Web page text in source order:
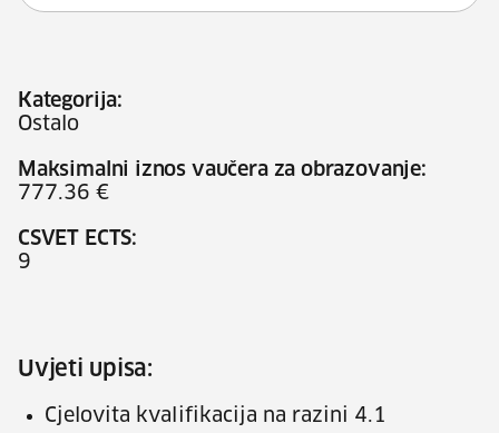
Kategorija:
Ostalo
Maksimalni iznos vaučera za obrazovanje:
777.36 €
CSVET ECTS:
9
Uvjeti upisa:
Cjelovita kvalifikacija na razini 4.1